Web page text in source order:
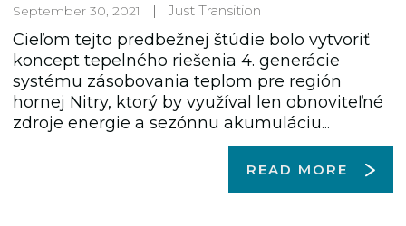
September 30, 2021 Just Transition
Cieľom tejto predbežnej štúdie bolo vytvoriť
koncept tepelného riešenia 4. generácie
systému zásobovania teplom pre región
hornej Nitry, ktorý by využíval len obnoviteľné
zdroje energie a sezónnu akumuláciu...
READ MORE